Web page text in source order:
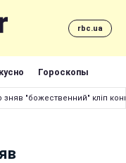
rbc.ua
Гороскопы
зняв "божественний" кліп